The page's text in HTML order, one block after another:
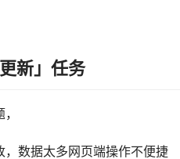
新」任务
数据太多网页端操作不便捷